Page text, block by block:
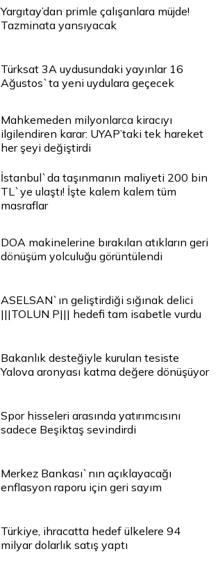
Yargıtay’dan primle çalışanlara müjde!
Tazminata yansıyacak
Türksat 3A uydusundaki yayınlar 16
Ağustos`ta yeni uydulara geçecek
Mahkemeden milyonlarca kiracıyı
ilgilendiren karar: UYAP’taki tek hareket
her şeyi değiştirdi
İstanbul`da taşınmanın maliyeti 200 bin
TL`ye ulaştı! İşte kalem kalem tüm
masraflar
DOA makinelerine bırakılan atıkların geri
dönüşüm yolculuğu görüntülendi
ASELSAN`ın geliştirdiği sığınak delici
|||TOLUN P||| hedefi tam isabetle vurdu
Bakanlık desteğiyle kurulan tesiste
Yalova aronyası katma değere dönüşüyor
Spor hisseleri arasında yatırımcısını
sadece Beşiktaş sevindirdi
Merkez Bankası`nın açıklayacağı
enflasyon raporu için geri sayım
Türkiye, ihracatta hedef ülkelere 94
milyar dolarlık satış yaptı